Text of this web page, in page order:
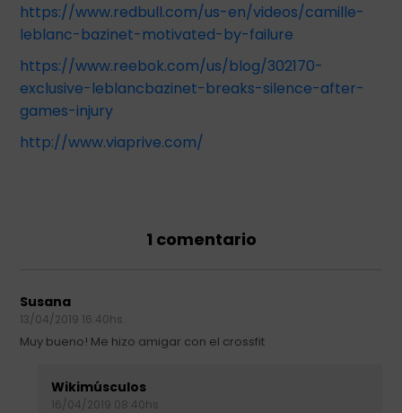
https://www.redbull.com/us-en/videos/camille-
leblanc-bazinet-motivated-by-failure
https://www.reebok.com/us/blog/302170-
exclusive-leblancbazinet-breaks-silence-after-
games-injury
http://www.viaprive.com/
1 comentario
Susana
13/04/2019 16:40hs.
Muy bueno! Me hizo amigar con el crossfit
Wikimúsculos
16/04/2019 08:40hs